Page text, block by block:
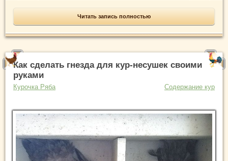
Читать запись полностью
Как сделать гнезда для кур-несушек своими
руками
Курочка Ряба Содержание кур